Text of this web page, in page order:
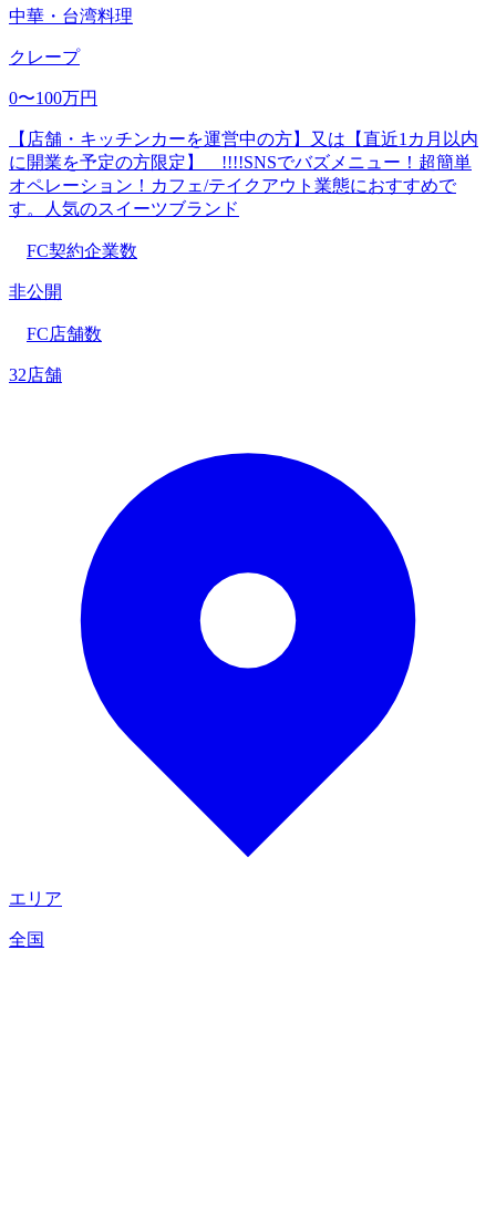
中華・台湾料理
クレープ
0〜100万円
【店舗・キッチンカーを運営中の方】又は【直近1カ月以内
に開業を予定の方限定】 !!!!SNSでバズメニュー！超簡単
オペレーション！カフェ/テイクアウト業態におすすめで
す。人気のスイーツブランド
FC契約企業数
非公開
FC店舗数
32店舗
エリア
全国